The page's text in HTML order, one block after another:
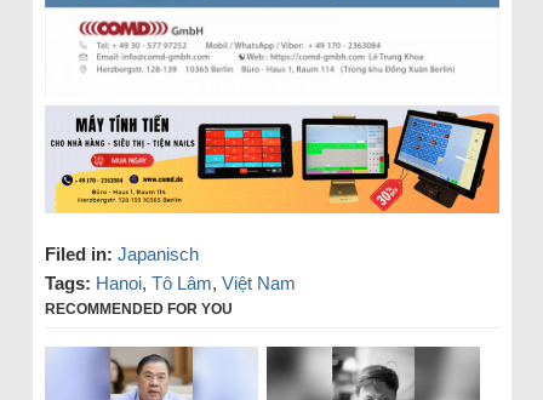
Filed in: Japanisch
Tags: Hanoi, Tô Lâm, Việt Nam
RECOMMENDED FOR YOU